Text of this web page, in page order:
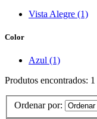
Vista Alegre (1)
Color
Azul (1)
Produtos encontrados: 1
Ordenar por: